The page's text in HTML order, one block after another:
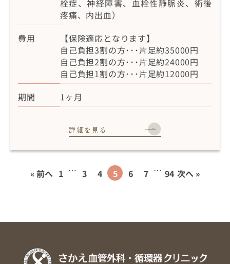
栓症、神経障害、血栓性静脈炎、術後
疼痛、内出血）
費用
【保険適応となります】
自己負担3割の方･･･片足約35000円
自己負担2割の方･･･片足約24000円
自己負担1割の方･･･片足約12000円
期間
1ヶ月
詳細を見る
« 前へ 1 … 3 4 5 6 7 … 94 次へ »